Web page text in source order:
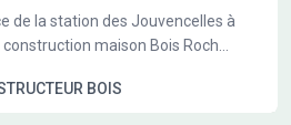
de la station des Jouvencelles à
maison Bois Roch
BOIS